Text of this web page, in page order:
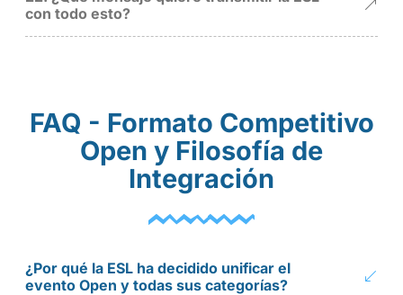
con todo esto?
FAQ - Formato Competitivo
Open y Filosofía de
Integración
¿Por qué la ESL ha decidido unificar el
evento Open y todas sus categorías?